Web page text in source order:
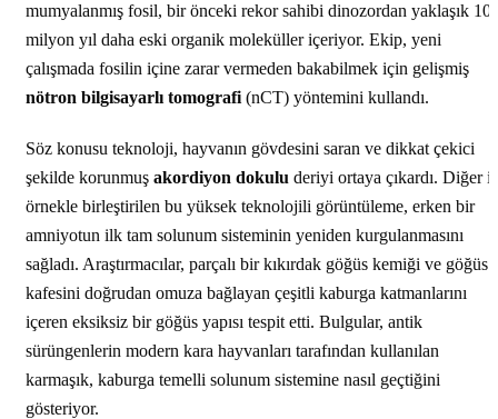
mumyalanmış fosil, bir önceki rekor sahibi dinozordan yaklaşık
milyon yıl daha eski organik moleküller içeriyor. Ekip, yeni
çalışmada fosilin içine zarar vermeden bakabilmek için gelişmiş
nötron bilgisayarlı tomografi (nCT) yöntemini kullandı.
Söz konusu teknoloji, hayvanın gövdesini saran ve dikkat çekici
şekilde korunmuş akordiyon dokulu deriyi ortaya çıkardı. Diğer
örnekle birleştirilen bu yüksek teknolojili görüntüleme, erken bir
amniyotun ilk tam solunum sisteminin yeniden kurgulanmasını
sağladı. Araştırmacılar, parçalı bir kıkırdak göğüs kemiği ve göğüs
kafesini doğrudan omuza bağlayan çeşitli kaburga katmanlarını
içeren eksiksiz bir göğüs yapısı tespit etti. Bulgular, antik
sürüngenlerin modern kara hayvanları tarafından kullanılan
karmaşık, kaburga temelli solunum sistemine nasıl geçtiğini
gösteriyor.